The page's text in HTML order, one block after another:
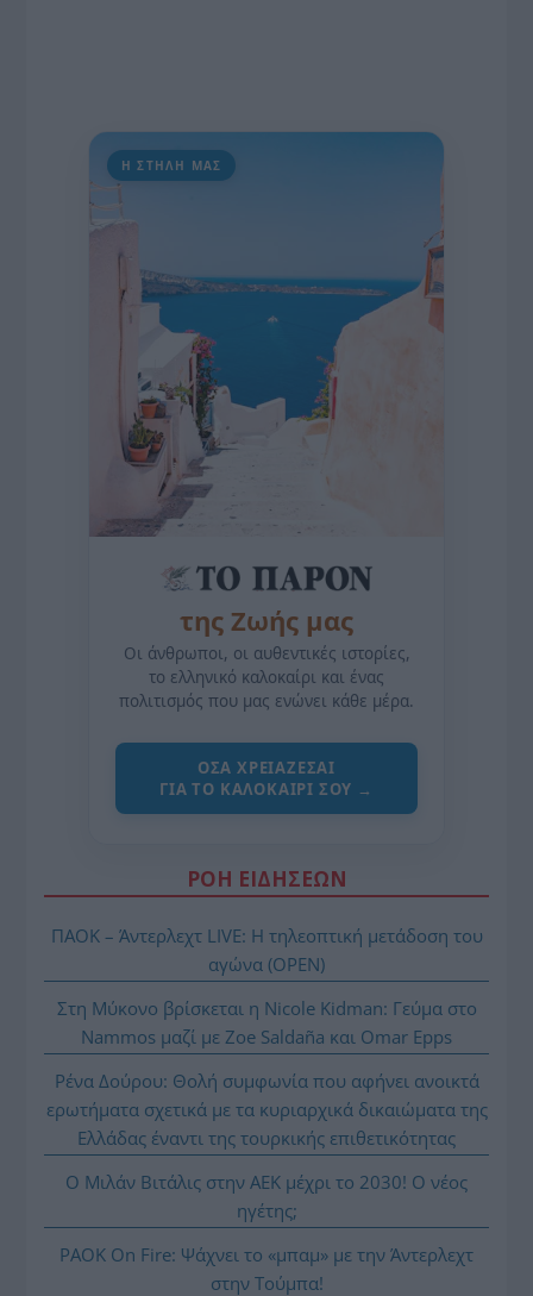
Η ΣΤΗΛΗ ΜΑΣ
της Ζωής μας
Οι άνθρωποι, οι αυθεντικές ιστορίες,
το ελληνικό καλοκαίρι και ένας
πολιτισμός που μας ενώνει κάθε μέρα.
ΌΣΑ ΧΡΕΙΆΖΕΣΑΙ
ΓΙΑ ΤΟ ΚΑΛΟΚΑΊΡΙ ΣΟΥ →
ΡΟΗ ΕΙΔΗΣΕΩΝ
ΠΑΟΚ – Άντερλεχτ LIVE: Η τηλεοπτική μετάδοση του
αγώνα (OPEN)
Στη Μύκονο βρίσκεται η Nicole Kidman: Γεύμα στο
Nammos μαζί με Zoe Saldaña και Omar Epps
Ρένα Δούρου: Θολή συμφωνία που αφήνει ανοικτά
ερωτήματα σχετικά με τα κυριαρχικά δικαιώματα της
Ελλάδας έναντι της τουρκικής επιθετικότητας
Ο Μιλάν Βιτάλις στην ΑΕΚ μέχρι το 2030! Ο νέος
ηγέτης;
PAOK On Fire: Ψάχνει το «μπαμ» με την Άντερλεχτ
στην Τούμπα!